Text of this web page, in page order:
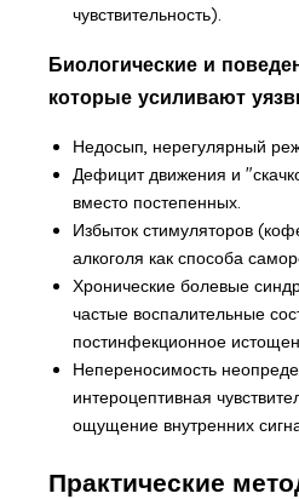
чувствительность).
Биологические и
которые усиливают
Недосып, нерегулярный
Дефицит движения и
вместо постепенных.
Избыток стимуляторов
алкоголя как способа
Хронические болевые
частые воспалительные
постинфекционное
Непереносимость
интероцептивная
ощущение внутренних
Практические